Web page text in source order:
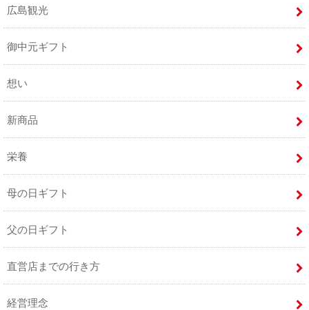
広島観光
御中元ギフト
想い
新商品
栄養
母の日ギフト
父の日ギフト
直営店までの行き方
経営理念